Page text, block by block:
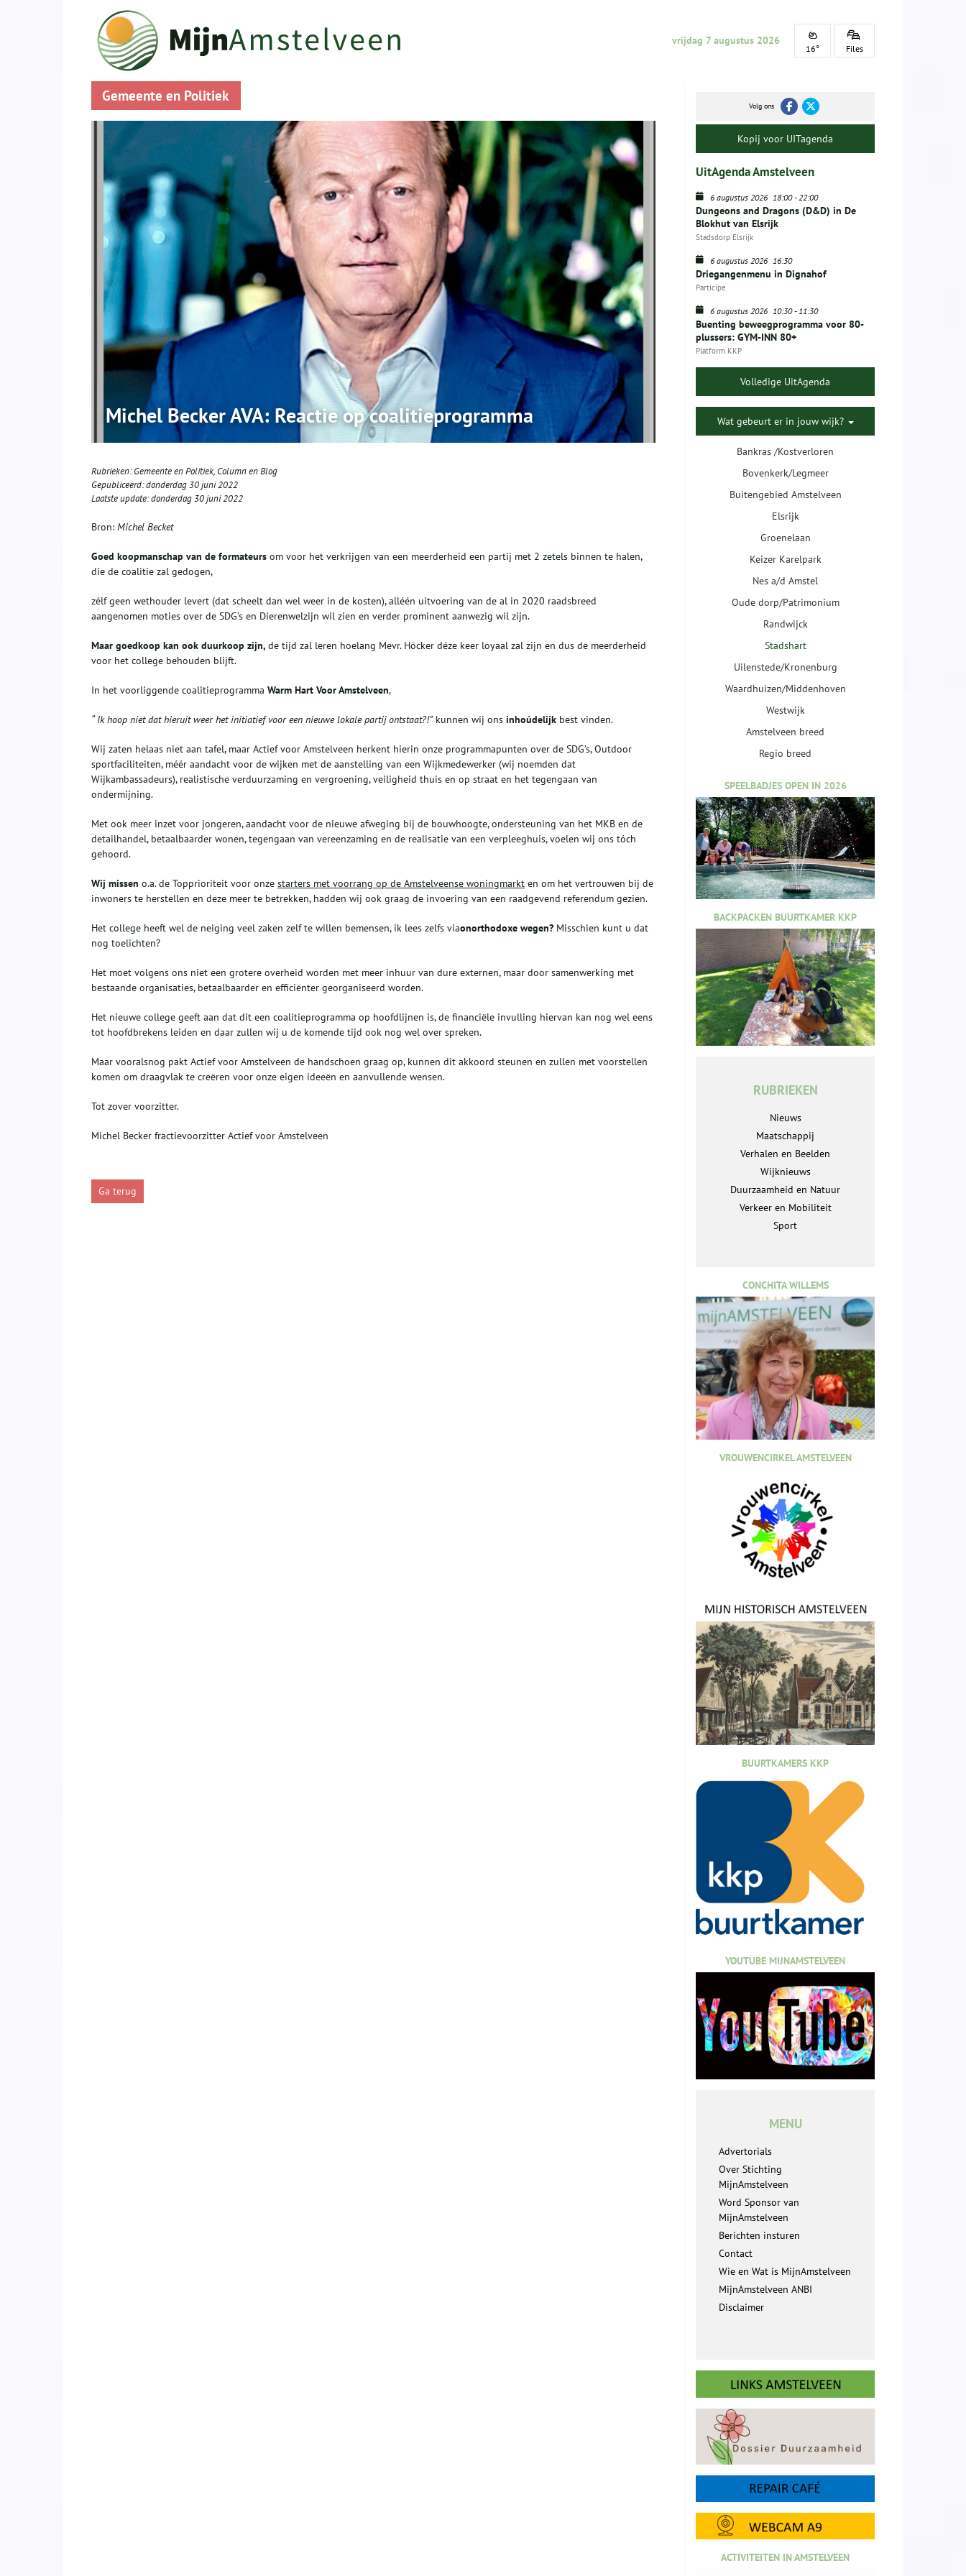
vrijdag 7 augustus 2026
16° Files
Gemeente en Politiek
Michel Becker AVA: Reactie op coalitieprogramma
Rubrieken:Gemeente en Politiek, Column en Blog
Gepubliceerd:donderdag 30 juni 2022
Laatste update:donderdag 30 juni 2022
Bron: Michel Becket
Goed koopmanschap van de formateurs om voor het verkrijgen van een meerderheid een partij met 2 zetels binnen te halen,
die de coalitie zal gedogen,
zélf geen wethouder levert (dat scheelt dan wel weer in de kosten), alléén uitvoering van de al in 2020 raadsbreed
aangenomen moties over de SDG’s en Dierenwelzijn wil zien en verder prominent aanwezig wil zijn.
Maar goedkoop kan ook duurkoop zijn, de tijd zal leren hoelang Mevr. Höcker déze keer loyaal zal zijn en dus de meerderheid
voor het college behouden blijft.
In het voorliggende coalitieprogramma Warm Hart Voor Amstelveen,
“ Ik hoop niet dat hieruit weer het initiatief voor een nieuwe lokale partij ontstaat?!”kunnen wij ons inhoúdelijk best vinden.
Wij zaten helaas niet aan tafel, maar Actief voor Amstelveen herkent hierin onze programmapunten over de SDG’s, Outdoor
sportfaciliteiten, méér aandacht voor de wijken met de aanstelling van een Wijkmedewerker (wij noemden dat
Wijkambassadeurs), realistische verduurzaming en vergroening, veiligheid thuis en op straat en het tegengaan van
ondermijning.
Met ook meer inzet voor jongeren, aandacht voor de nieuwe afweging bij de bouwhoogte, ondersteuning van het MKB en de
detailhandel, betaalbaarder wonen, tegengaan van vereenzaming en de realisatie van een verpleeghuis, voelen wij ons tóch
gehoord.
Wij missen o.a. de Topprioriteit voor onze starters met voorrang op de Amstelveense woningmarkt en om het vertrouwen bij de
inwoners te herstellen en deze meer te betrekken, hadden wij ook graag de invoering van een raadgevend referendum gezien.
Het college heeft wel de neiging veel zaken zelf te willen bemensen, ik lees zelfs viaonorthodoxe wegen? Misschien kunt u dat
nog toelichten?
Het moet volgens ons niet een grotere overheid worden met meer inhuur van dure externen, maar door samenwerking met
bestaande organisaties, betaalbaarder en efficiënter georganiseerd worden.
Het nieuwe college geeft aan dat dit een coalitieprogramma op hoofdlijnen is, de financiële invulling hiervan kan nog wel eens
tot hoofdbrekens leiden en daar zullen wij u de komende tijd ook nog wel over spreken.
Maar vooralsnog pakt Actief voor Amstelveen de handschoen graag op, kunnen dit akkoord steunen en zullen met voorstellen
komen om draagvlak te creëren voor onze eigen ideeën en aanvullende wensen.
Tot zover voorzitter.
Michel Becker fractievoorzitter Actief voor Amstelveen
Ga terug
Volg ons
Kopij voor UITagenda
UitAgenda Amstelveen
6 augustus 2026 18:00-22:00
Dungeons and Dragons (D&D) in De
Blokhut van Elsrijk
Stadsdorp Elsrijk
6 augustus 2026 16:30
Driegangenmenu in Dignahof
Participe
6 augustus 2026 10:30-11:30
Buenting beweegprogramma voor 80-
plussers: GYM-INN 80+
Platform KKP
Volledige UitAgenda
Wat gebeurt er in jouw wijk?
Bankras /Kostverloren
Bovenkerk/Legmeer
Buitengebied Amstelveen
Elsrijk
Groenelaan
Keizer Karelpark
Nes a/d Amstel
Oude dorp/Patrimonium
Randwijck
Stadshart
Uilenstede/Kronenburg
Waardhuizen/Middenhoven
Westwijk
Amstelveen breed
Regio breed
SPEELBADJES OPEN IN 2026
BACKPACKEN BUURTKAMER KKP
RUBRIEKEN
Nieuws
Maatschappij
Verhalen en Beelden
Wijknieuws
Duurzaamheid en Natuur
Verkeer en Mobiliteit
Sport
CONCHITA WILLEMS
VROUWENCIRKEL AMSTELVEEN
BUURTKAMERS KKP
YOUTUBE MIJNAMSTELVEEN
MENU
Advertorials
Over Stichting
MijnAmstelveen
Word Sponsor van
MijnAmstelveen
Berichten insturen
Contact
Wie en Wat is MijnAmstelveen
MijnAmstelveen ANBI
Disclaimer
ACTIVITEITEN IN AMSTELVEEN